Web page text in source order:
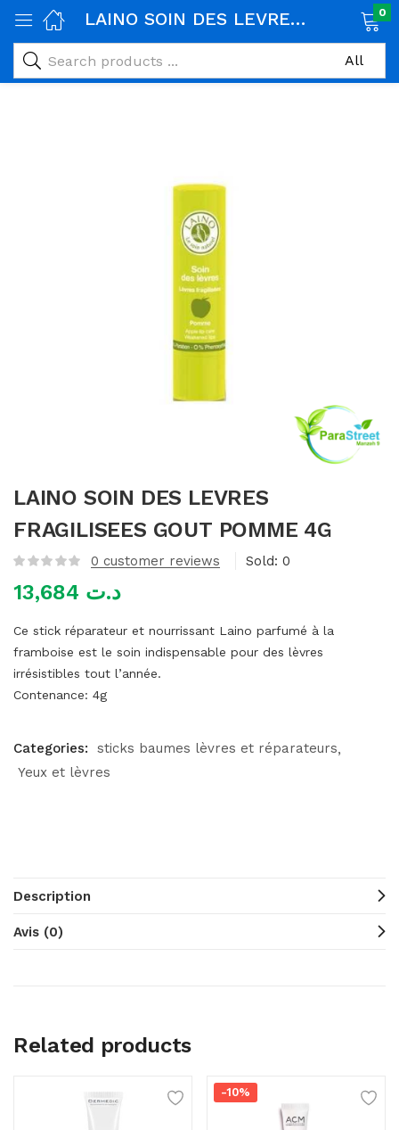
alimentaires)
LAINO SOIN DES LEVRES FRAGILISEES GOUT POMME 4G 0
LAINO SOIN DES LEVRES
FRAGILISEES GOUT POMME 4G
0 customer reviews Sold: 0
د.ت
Ce stick réparateur et nourrissant Laino parfumé à la
framboise est le soin indispensable pour des lèvres
irrésistibles tout l’année.
Contenance: 4g
Categories:
sticks baumes lèvres et réparateurs
Yeux et lèvres
Description
Avis (0)
Related products
-10%